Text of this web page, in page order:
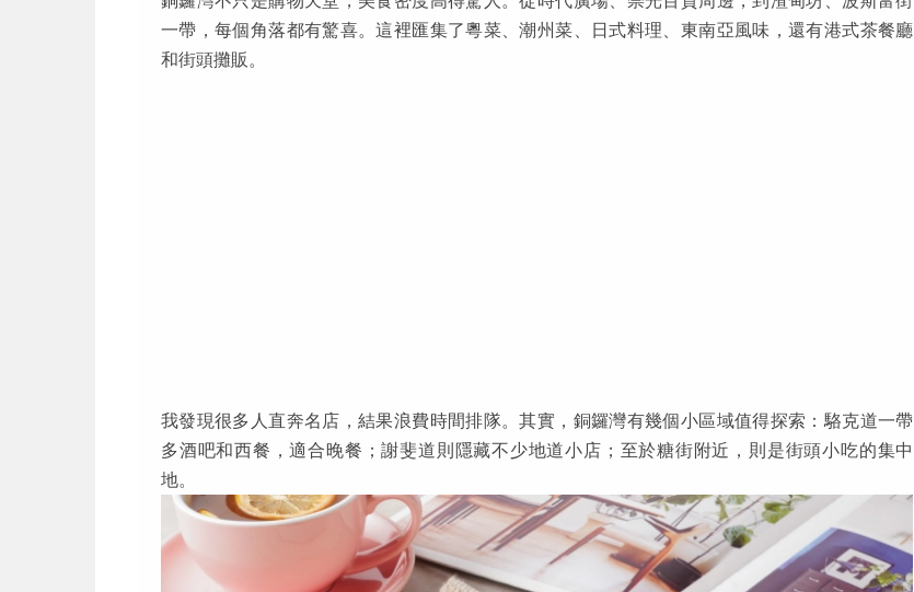
一帶，每個角落都有驚喜。這裡匯集了粵菜、潮州菜、日式料理、東南亞風味，還有港式茶餐廳
和街頭攤販。
我發現很多人直奔名店，結果浪費時間排隊。其實，銅鑼灣有幾個小區域值得探索：駱克道一帶
多酒吧和西餐，適合晚餐；謝斐道則隱藏不少地道小店；至於糖街附近，則是街頭小吃的集中
地。